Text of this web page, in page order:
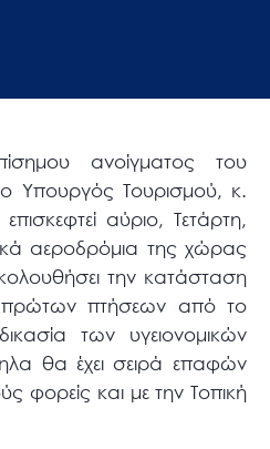
ανοίγματος του
ο Υπουργός Τουρισμού, κ.
αύριο, Τετάρτη,
αεροδρόμια της χώρας
την κατάσταση
πτήσεων από το
των υγειονομικών
θα έχει σειρά επαφών
φορείς και με την Τοπική